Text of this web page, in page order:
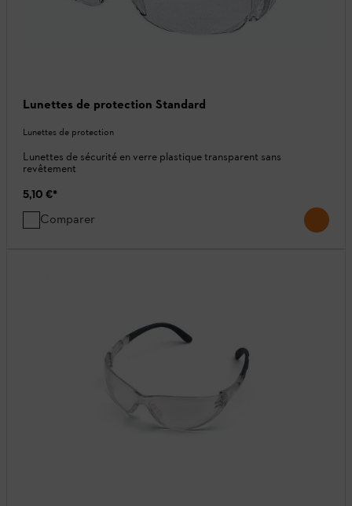
Lunettes de protection Standard
Lunettes de protection
Lunettes de sécurité en verre plastique transparent sans
revêtement
5,10 €*
Comparer